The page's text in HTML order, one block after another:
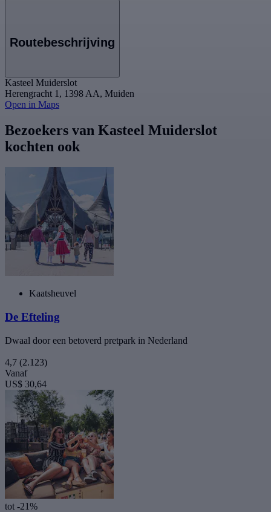
Routebeschrijving
Kasteel Muiderslot
Herengracht 1, 1398 AA, Muiden
Open in Maps
Bezoekers van Kasteel Muiderslot
kochten ook
Kaatsheuvel
De Efteling
Dwaal door een betoverd pretpark in Nederland
4,7 (2.123)
Vanaf
US$ 30,64
tot -21%